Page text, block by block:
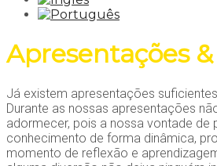
Apresentações
Já existem apresentações
Durante as nossas apresentações
adormecer, pois a nossa vontade de
conhecimento de forma dinâmica,
momento de reflexão e